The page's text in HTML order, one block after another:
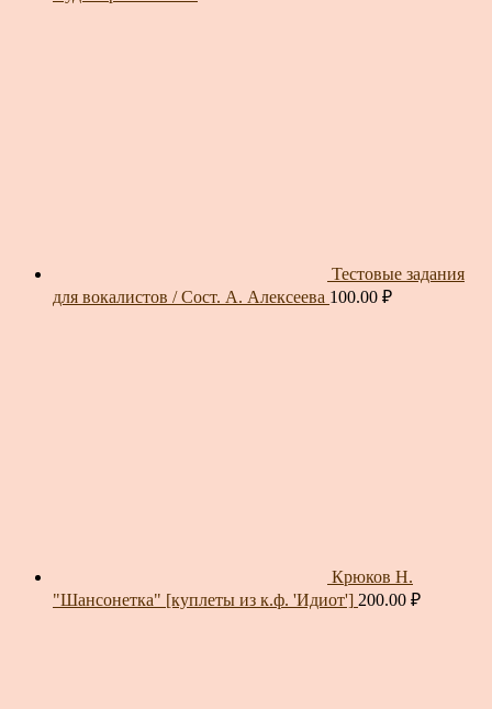
Тестовые задания
для вокалистов / Сост. А. Алексеева 100.00 ₽
Крюков Н.
"Шансонетка" [куплеты из к.ф. 'Идиот'] 200.00 ₽